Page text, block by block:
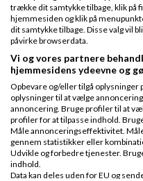
Det er egentlig ret
Nyeste indlægaf
Mobile Apps Flutter ,
trække dit samtykke tilbage, klik på
hjemmesiden og klik på
dit samtykke tilbage. Disse valg vil
påvirke browserdata.
Vi og vores partnere
hjemmesidens ydeevne og
Opbevare og/eller tilgå
oplysninger til at vælge
annoncering. Bruge profiler til at
profiler for at tilpasse indhold.
Måle annonceringseffektivitet.
gennem statistikker eller
Udvikle og forbedre tjenester.
indhold.
Data kan deles uden for EU og